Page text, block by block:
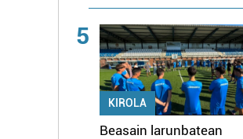
5
KIROLA
Beasain larunbatean